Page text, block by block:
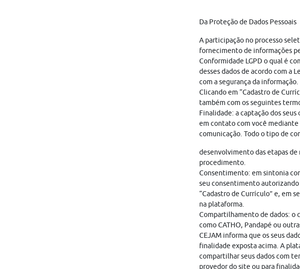
Da Proteção de Dados Pessoais
A participação no processo
fornecimento de informações
Conformidade LGPD o qual é
desses dados de acordo com a
com a segurança da informação.
Clicando em “Cadastro de
também com os seguintes
Finalidade: a captação dos
em contato com você
comunicação. Todo o tipo de
desenvolvimento das etapas de
procedimento.
Consentimento: em sintonia
seu consentimento autorizando
“Cadastro de Currículo” e, em
na plataforma.
Compartilhamento de dados: o
como CATHO, Pandapé ou
CEJAM informa que os seus
finalidade exposta acima. A
compartilhar seus dados com
provedor do site ou para